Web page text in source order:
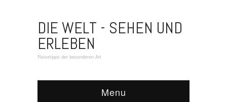
DIE WELT - SEHEN UND
ERLEBEN
Reisetipps der besonderen Art
Menu